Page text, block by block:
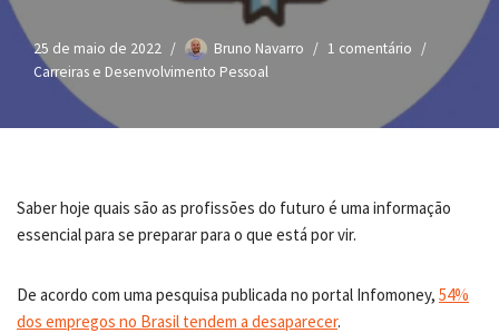
25 de maio de 2022 Bruno Navarro
1 comentário
Carreiras e Desenvolvimento Pessoal
Saber hoje quais são as profissões do futuro é uma informação
essencial para se preparar para o que está por vir.
De acordo com uma pesquisa publicada no portal Infomoney, 54%
dos empregos no Brasil tendem a desaparecer.